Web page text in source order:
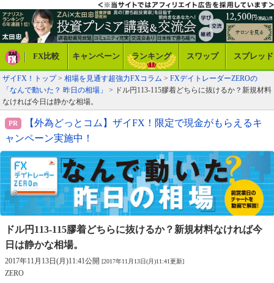
FX比較 キャンペーン ランキング スワップ スプレッド
ザイFX！トップ> 相場を見通す超強力FXコラム > FXデイトレーダーZEROの
「なんで動いた？ 昨日の相場」
> ドル円113-115膠着どちらに抜けるか？新規材料
なければ今日は静かな相場。
【外為どっとコム】ザイFX！限定で現金がもらえるキ
ャンペーン実施中！
ドル円113-115膠着どちらに抜けるか？ 新規材料なければ今
日は静かな相場。
2017年11月13日(月)11:41公開 [2017年11月13日(月)11:41更新]
ZERO